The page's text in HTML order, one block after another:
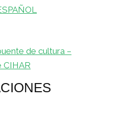
de cultura –
CIHAR